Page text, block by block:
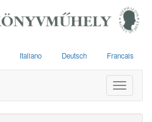
Italiano Deutsch Francais
Toggle